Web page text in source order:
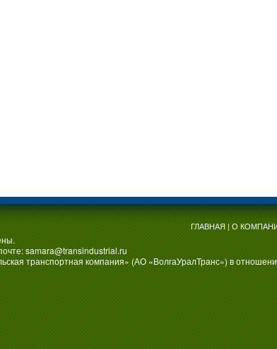
samara@transindustrial.ru
транспортная компания» (АО «ВолгаУралТранс») в
ГЛАВНАЯ | О